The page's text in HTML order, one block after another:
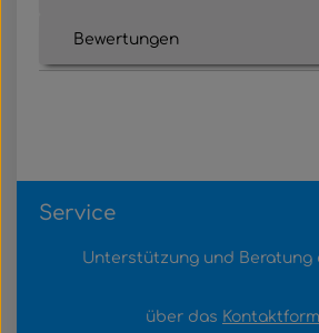
Bewertungen
Service
Unterstützung und Beratung
über das